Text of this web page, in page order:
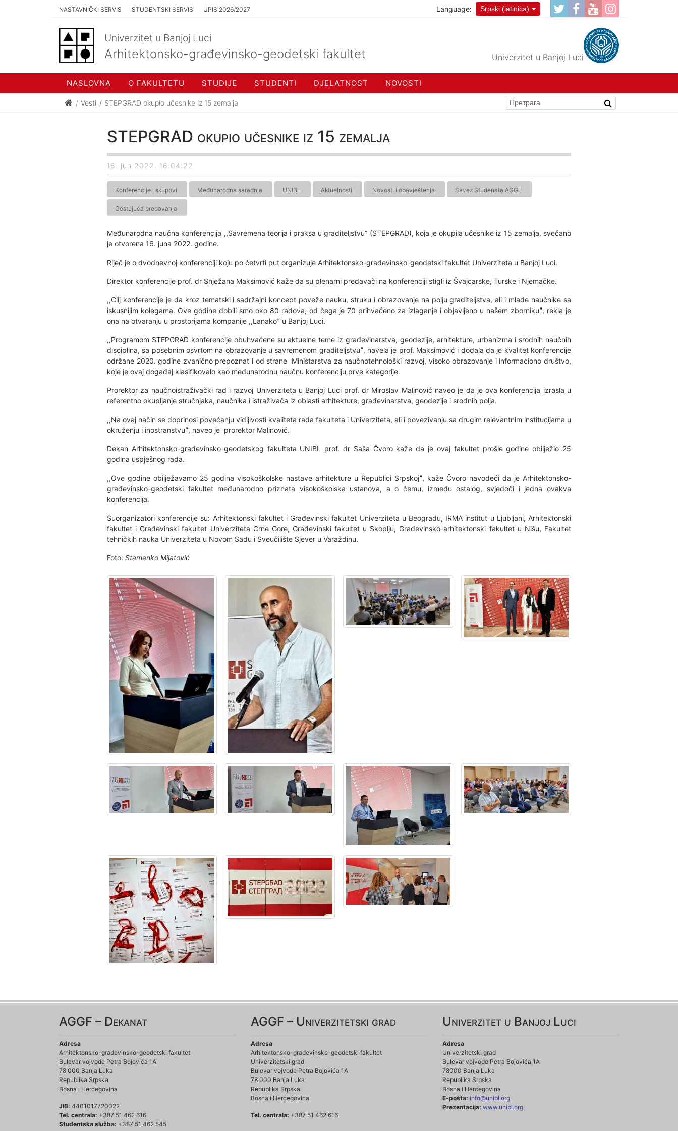
NASTAVNIČKI SERVIS STUDENTSKI SERVIS UPIS 2026/2027 Language: Srpski (latinica)
Univerzitet u Banjoj Luci
Arhitektonsko-građevinsko-geodetski fakultet Univerzitet u Banjoj Luci
NASLOVNA O FAKULTETU STUDIJE STUDENTI DJELATNOST NOVOSTI
Vesti STEPGRAD okupio učesnike iz 15 zemalja
STEPGRAD okupio učesnike iz 15 zemalja
16. jun 2022. 16:04:22
Konferencije i skupovi Međunarodna saradnja UNIBL Aktuelnosti Novosti i obavještenja Savez Studenata AGGF
Gostujuća predavanja
Međunarodna naučna konferencija ,,Savremena teorija i praksa u graditeljstvu” (STEPGRAD), koja je okupila učesnike iz 15 zemalja, svečano
je otvorena 16. juna 2022. godine.
Riječ je o dvodnevnoj konferenciji koju po četvrti put organizuje Arhitektonsko-građevinsko-geodetski fakultet Univerziteta u Banjoj Luci.
Direktor konferencije prof. dr Snježana Maksimović kaže da su plenarni predavači na konferenciji stigli iz Švajcarske, Turske i Njemačke.
,,Cilj konferencije je da kroz tematski i sadržajni koncept poveže nauku, struku i obrazovanje na polju graditeljstva, ali i mlade naučnike sa
iskusnijim kolegama. Ove godine dobili smo oko 80 radova, od čega je 70 prihvaćeno za izlaganje i objavljeno u našem zbornikuˮ, rekla je
ona na otvaranju u prostorijama kompanije ,,Lanakoˮ u Banjoj Luci.
,,Programom STEPGRAD konferencije obuhvaćene su aktuelne teme iz građevinarstva, geodezije, arhitekture, urbanizma i srodnih naučnih
disciplina, sa posebnim osvrtom na obrazovanje u savremenom graditeljstvuˮ, navela je prof. Maksimović i dodala da je kvalitet konferencije
održane 2020. godine zvanično prepoznat i od strane Ministarstva za naučnotehnološki razvoj, visoko obrazovanje i informaciono društvo,
koje je ovaj događaj klasifikovalo kao međunarodnu naučnu konferenciju prve kategorije.
Prorektor za naučnoistraživački rad i razvoj Univerziteta u Banjoj Luci prof. dr Miroslav Malinović naveo je da je ova konferencija izrasla u
referentno okupljanje stručnjaka, naučnika i istraživača iz oblasti arhitekture, građevinarstva, geodezije i srodnih polja.
,,Na ovaj način se doprinosi povećanju vidljivosti kvaliteta rada fakulteta i Univerziteta, ali i povezivanju sa drugim relevantnim institucijama u
okruženju i inostranstvuˮ, naveo je prorektor Malinović.
Dekan Arhitektonsko-građevinsko-geodetskog fakulteta UNIBL prof. dr Saša Čvoro kaže da je ovaj fakultet prošle godine obilježio 25
godina uspješnog rada.
,,Ove godine obilježavamo 25 godina visokoškolske nastave arhitekture u Republici Srpskojˮ, kaže Čvoro navodeći da je Arhitektonsko-
građevinsko-geodetski fakultet međunarodno priznata visokoškolska ustanova, a o čemu, između ostalog, svjedoči i jedna ovakva
konferencija.
Suorganizatori konferencije su: Arhitektonski fakultet i Građevinski fakultet Univerziteta u Beogradu, IRMA institut u Ljubljani, Arhitektonski
fakultet i Građevinski fakultet Univerziteta Crne Gore, Građevinski fakultet u Skoplju, Građevinsko-arhitektonski fakultet u Nišu, Fakultet
tehničkih nauka Univerziteta u Novom Sadu i Sveučilište Sjever u Varaždinu.
Foto: Stamenko Mijatović
AGGF – Dekanat
Adresa
Arhitektonsko-građevinsko-geodetski fakultet
Bulevar vojvode Petra Bojovića 1A
78 000 Banja Luka
Republika Srpska
Bosna i Hercegovina
JIB: 4401017720022
Tel. centrala: +387 51 462 616
Studentska služba: +387 51 462 545
AGGF – Univerzitetski grad
Adresa
Arhitektonsko-građevinsko-geodetski fakultet
Univerzitetski grad
Bulevar vojvode Petra Bojovića 1A
78 000 Banja Luka
Republika Srpska
Bosna i Hercegovina
Tel. centrala: +387 51 462 616
Univerzitet u Banjoj Luci
Adresa
Univerzitetski grad
Bulevar vojvode Petra Bojovića 1A
78000 Banja Luka
Republika Srpska
Bosna i Hercegovina
E-pošta: info@unibl.org
Prezentacija: www.unibl.org